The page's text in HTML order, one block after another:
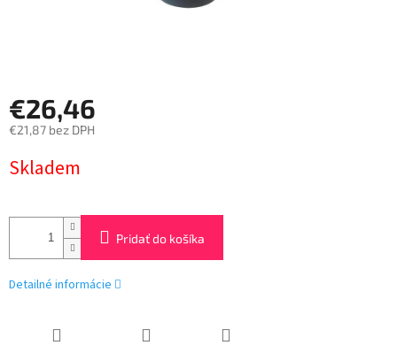
€26,46
€21,87 bez DPH
cena:
Skladem
Pridať do košíka
Detailné informácie